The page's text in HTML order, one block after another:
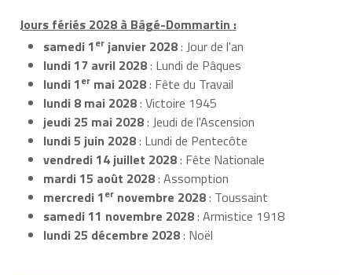
Jours fériés 2028 à Bâgé-Dommartin :
samedi 1er janvier 2028: Jour de l'an
lundi 17 avril 2028: Lundi de Pâques
lundi 1er mai 2028: Fête du Travail
lundi 8 mai 2028: Victoire 1945
jeudi 25 mai 2028: Jeudi de l'Ascension
lundi 5 juin 2028: Lundi de Pentecôte
vendredi 14 juillet 2028: Fête Nationale
mardi 15 août 2028: Assomption
mercredi 1er novembre 2028: Toussaint
samedi 11 novembre 2028: Armistice 1918
lundi 25 décembre 2028: Noël